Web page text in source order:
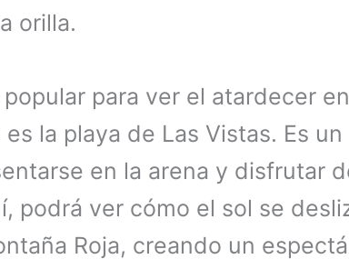
orilla.
para ver el atardecer
la playa de Las Vistas. Es
en la arena y disfrutar
podrá ver cómo el sol se
Roja, creando un